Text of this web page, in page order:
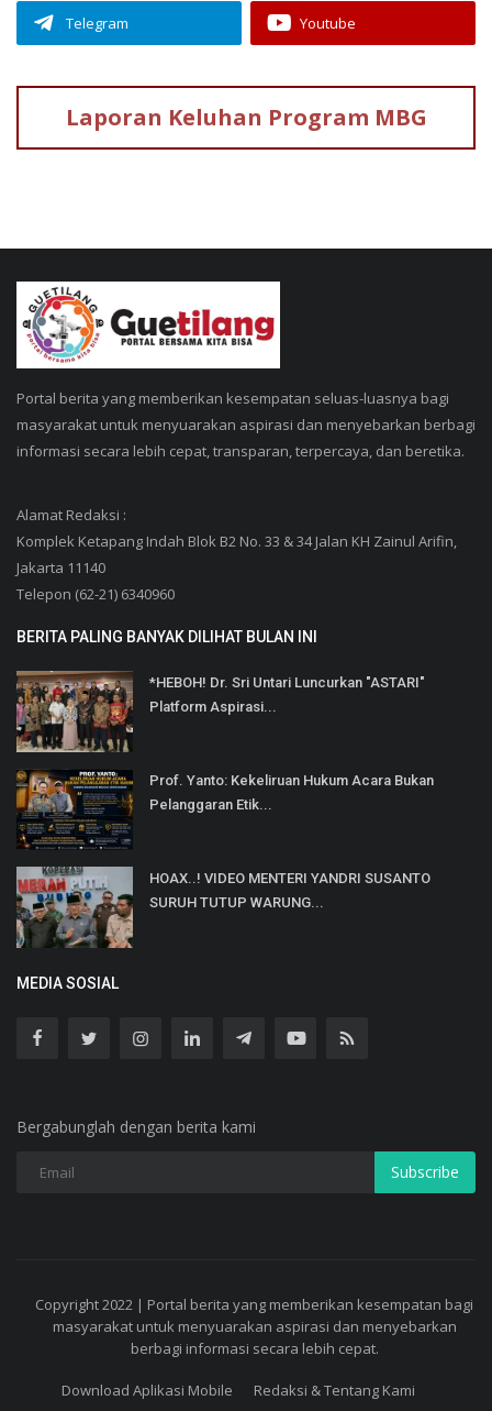
Telegram Youtube
Laporan Keluhan Program MBG
Portal berita yang memberikan kesempatan seluas-luasnya bagi
masyarakat untuk menyuarakan aspirasi dan menyebarkan berbagi
informasi secara lebih cepat, transparan, terpercaya, dan beretika.
Alamat Redaksi :
Komplek Ketapang Indah Blok B2 No. 33 & 34 Jalan KH Zainul Arifin,
Jakarta 11140
Telepon (62-21) 6340960
BERITA PALING BANYAK DILIHAT BULAN INI
*HEBOH! Dr. Sri Untari Luncurkan "ASTARI"
Platform Aspirasi...
Prof. Yanto: Kekeliruan Hukum Acara Bukan
Pelanggaran Etik...
HOAX..! VIDEO MENTERI YANDRI SUSANTO
SURUH TUTUP WARUNG...
MEDIA SOSIAL
Bergabunglah dengan berita kami
Subscribe
Copyright 2022 | Portal berita yang memberikan kesempatan bagi
masyarakat untuk menyuarakan aspirasi dan menyebarkan
berbagi informasi secara lebih cepat.
Download Aplikasi Mobile Redaksi & Tentang Kami